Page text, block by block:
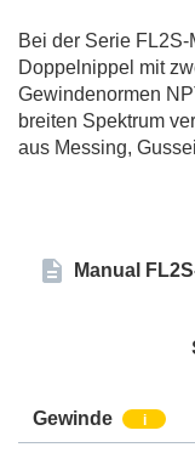
Bei der Serie
Doppelnippel mit
Gewindenormen
breiten Spektrum
aus Messing,
Manual
Gewinde i